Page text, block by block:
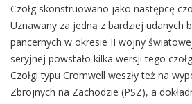
Czołg skonstruowano jako następcę
Uznawany za jedną z bardziej udanych
pancernych w okresie II wojny
seryjnej powstało kilka wersji tego
Czołgi typu Cromwell weszły też na
Zbrojnych na Zachodzie (PSZ), a